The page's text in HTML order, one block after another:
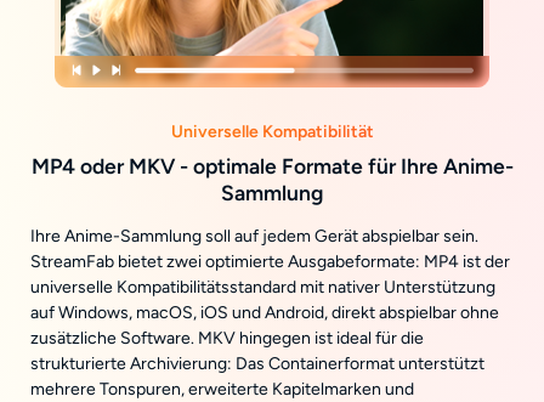
Universelle Kompatibilität
MP4 oder MKV - optimale Formate für Ihre Anime-
Sammlung
Ihre Anime-Sammlung soll auf jedem Gerät abspielbar sein.
StreamFab bietet zwei optimierte Ausgabeformate: MP4 ist der
universelle Kompatibilitätsstandard mit nativer Unterstützung
auf Windows, macOS, iOS und Android, direkt abspielbar ohne
zusätzliche Software. MKV hingegen ist ideal für die
strukturierte Archivierung: Das Containerformat unterstützt
mehrere Tonspuren, erweiterte Kapitelmarken und